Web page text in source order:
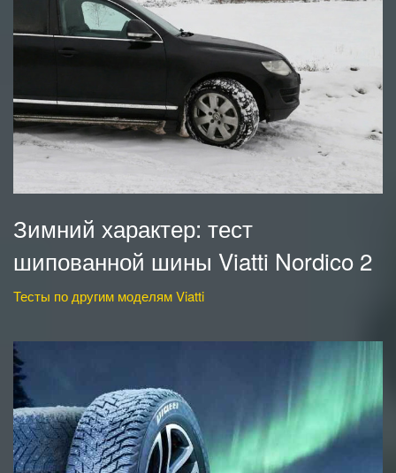
Зимний характер: тест
шипованной шины Viatti Nordico 2
Тесты по другим моделям Viatti